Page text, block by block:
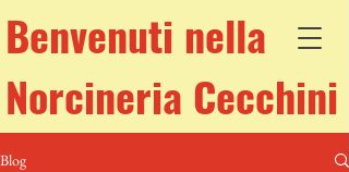
Benvenuti nella
Norcineria Cecchini
Blog